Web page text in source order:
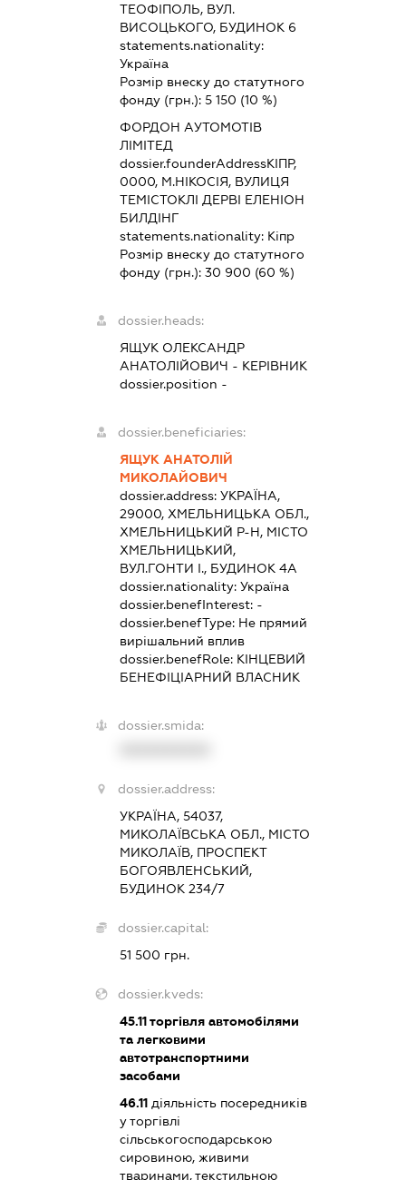
ТЕОФІПОЛЬ, ВУЛ.
ВИСОЦЬКОГО, БУДИНОК 6
statements.nationality:
Україна
Розмір внеску до статутного
фонду (грн.):5 150 (10 %)
ФОРДОН АУТОМОТІВ
ЛІМІТЕД
dossier.founderAddressКІПР,
0000, М.НІКОСІЯ, ВУЛИЦЯ
ТЕМІСТОКЛІ ДЕРВІ ЕЛЕНІОН
БИЛДІНГ
statements.nationality: Кіпр
Розмір внеску до статутного
фонду (грн.):30 900 (60 %)
dossier.heads:
ЯЩУК ОЛЕКСАНДР
АНАТОЛІЙОВИЧ - КЕРІВНИК
dossier.position -
dossier.beneficiaries:
ЯЩУК АНАТОЛІЙ
МИКОЛАЙОВИЧ
dossier.address:УКРАЇНА,
29000, ХМЕЛЬНИЦЬКА ОБЛ.,
ХМЕЛЬНИЦЬКИЙ Р-Н, МІСТО
ХМЕЛЬНИЦЬКИЙ,
ВУЛ.ГОНТИ І., БУДИНОК 4А
dossier.nationality:Україна
dossier.benefInterest: -
dossier.benefType: Не прямий
вирішальний вплив
dossier.benefRole: КІНЦЕВИЙ
БЕНЕФІЦІАРНИЙ ВЛАСНИК
dossier.smida:
dossier.address:
УКРАЇНА, 54037,
МИКОЛАЇВСЬКА ОБЛ., МІСТО
МИКОЛАЇВ, ПРОСПЕКТ
БОГОЯВЛЕНСЬКИЙ,
БУДИНОК 234/7
dossier.capital:
51 500 грн.
dossier.kveds:
45.11торгівля автомобілями
та легковими
автотранспортними
засобами
46.11 діяльність посередників
у торгівлі
сільськогосподарською
сировиною, живими
тваринами, текстильною